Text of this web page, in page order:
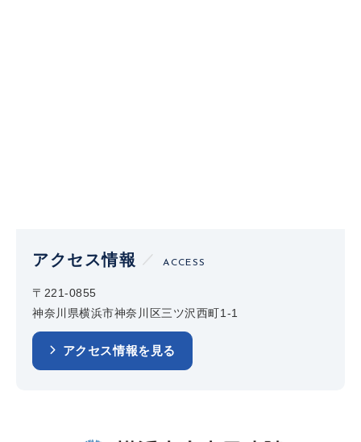
アクセス情報 ACCESS
〒221-0855
神奈川県横浜市神奈川区三ツ沢西町1-1
アクセス情報を見る